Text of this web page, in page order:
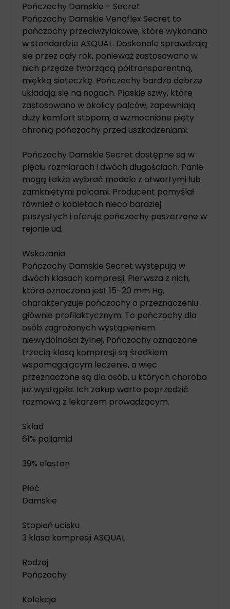
Pończochy Damskie – Secret
Pończochy Damskie Venoflex Secret to
pończochy przeciwżylakowe, które wykonano
w standardzie ASQUAL. Doskonale sprawdzają
się przez cały rok, ponieważ zastosowano w
nich przędze tworzącą półtransparentną,
miękką siateczkę. Pończochy bardzo dobrze
układają się na nogach. Płaskie szwy, które
zastosowano w okolicy palców, zapewniają
duży komfort stopom, a wzmocnione pięty
chronią pończochy przed uszkodzeniami.
Pończochy Damskie Secret dostępne są w
pięciu rozmiarach i dwóch długościach. Panie
mogą także wybrać modele z otwartymi lub
zamkniętymi palcami. Producent pomyślał
również o kobietach nieco bardziej
puszystych i oferuje pończochy poszerzone w
rejonie ud.
Wskazania
Pończochy Damskie Secret występują w
dwóch klasach kompresji. Pierwsza z nich,
która oznaczona jest 15–20 mm Hg,
charakteryzuje pończochy o przeznaczeniu
głównie profilaktycznym. To pończochy dla
osób zagrożonych wystąpieniem
niewydolności żylnej. Pończochy oznaczone
trzecią klasą kompresji są środkiem
wspomagającym leczenie, a więc
przeznaczone są dla osób, u których choroba
już wystąpiła. Ich zakup warto poprzedzić
rozmową z lekarzem prowadzącym.
Skład
61% poliamid
39% elastan
Płeć
Damskie
Stopień ucisku
3 klasa kompresji ASQUAL
Rodzaj
Pończochy
Kolekcja